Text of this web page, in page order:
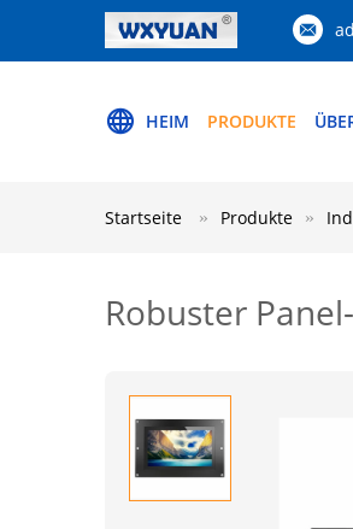
HEIM PRODUKTE
Startseite Produkte
Robuster